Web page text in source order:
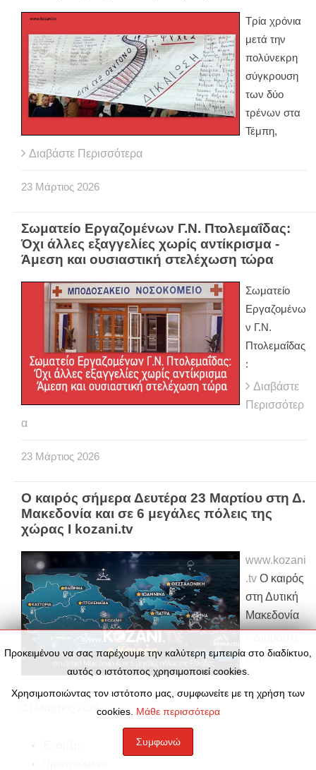
Τρία χρόνια
μετά την
πολύνεκρη
σύγκρουση
των δύο
τρένων στα
Τέμπη,
Διαβάστε Περισσότερα
23 Μάρτιος 2026
Σωματείο Εργαζομένων Γ.Ν. Πτολεμαΐδας:
Όχι άλλες εξαγγελίες χωρίς αντίκρισμα -
Άμεση και ουσιαστική στελέχωση τώρα
Σωματείο
Εργαζομένω
ν Γ.Ν.
Πτολεμαΐδας
:
Διαβάστε
Περισσότερ
α
23 Μάρτιος 2026
Ο καιρός σήμερα Δευτέρα 23 Μαρτίου στη Δ.
Μακεδονία και σε 6 μεγάλες πόλεις της
χώρας Ι kozani.tv
www.kozani
.tv Ο καιρός
στη Δυτική
Μακεδονία
Περισσότερ
α
2026
Προκειμένου να σας παρέχουμε την καλύτερη εμπειρία στο διαδίκτυο,
αυτός ο ιστότοπος χρησιμοποιεί cookies.
Χρησιμοποιώντας τον ιστότοπο μας, συμφωνείτε με τη χρήση των
cookies. Μάθε περισσότερα
Συμφωνώ